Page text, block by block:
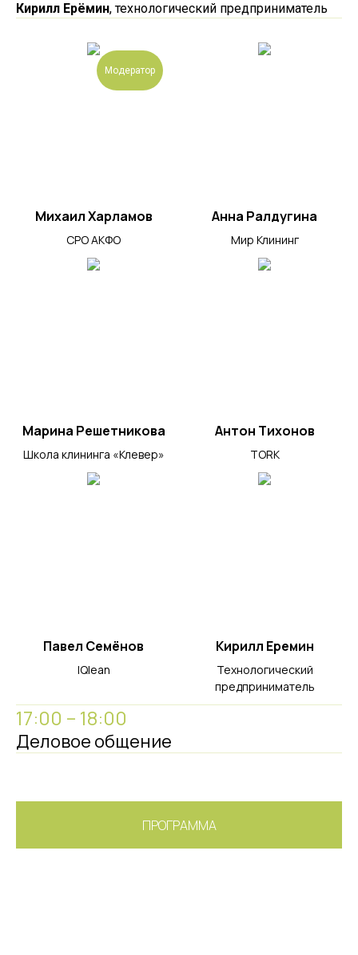
Кирилл Ерёмин, технологический предприниматель
Модератор
Михаил Харламов
СРО АКФО
Анна Ралдугина
Мир Клининг
Марина Решетникова
Школа клининга «Клевер»
Антон Тихонов
TORK
Павел Семёнов
IQlean
Кирилл Еремин
Технологический
предприниматель
17:00 – 18:00
Деловое общение
ПРОГРАММА